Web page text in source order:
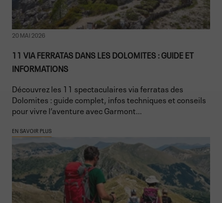
20 MAI 2026
11 VIA FERRATAS DANS LES DOLOMITES : GUIDE ET
INFORMATIONS
Découvrez les 11 spectaculaires via ferratas des
Dolomites : guide complet, infos techniques et conseils
pour vivre l’aventure avec Garmont...
EN SAVOIR PLUS